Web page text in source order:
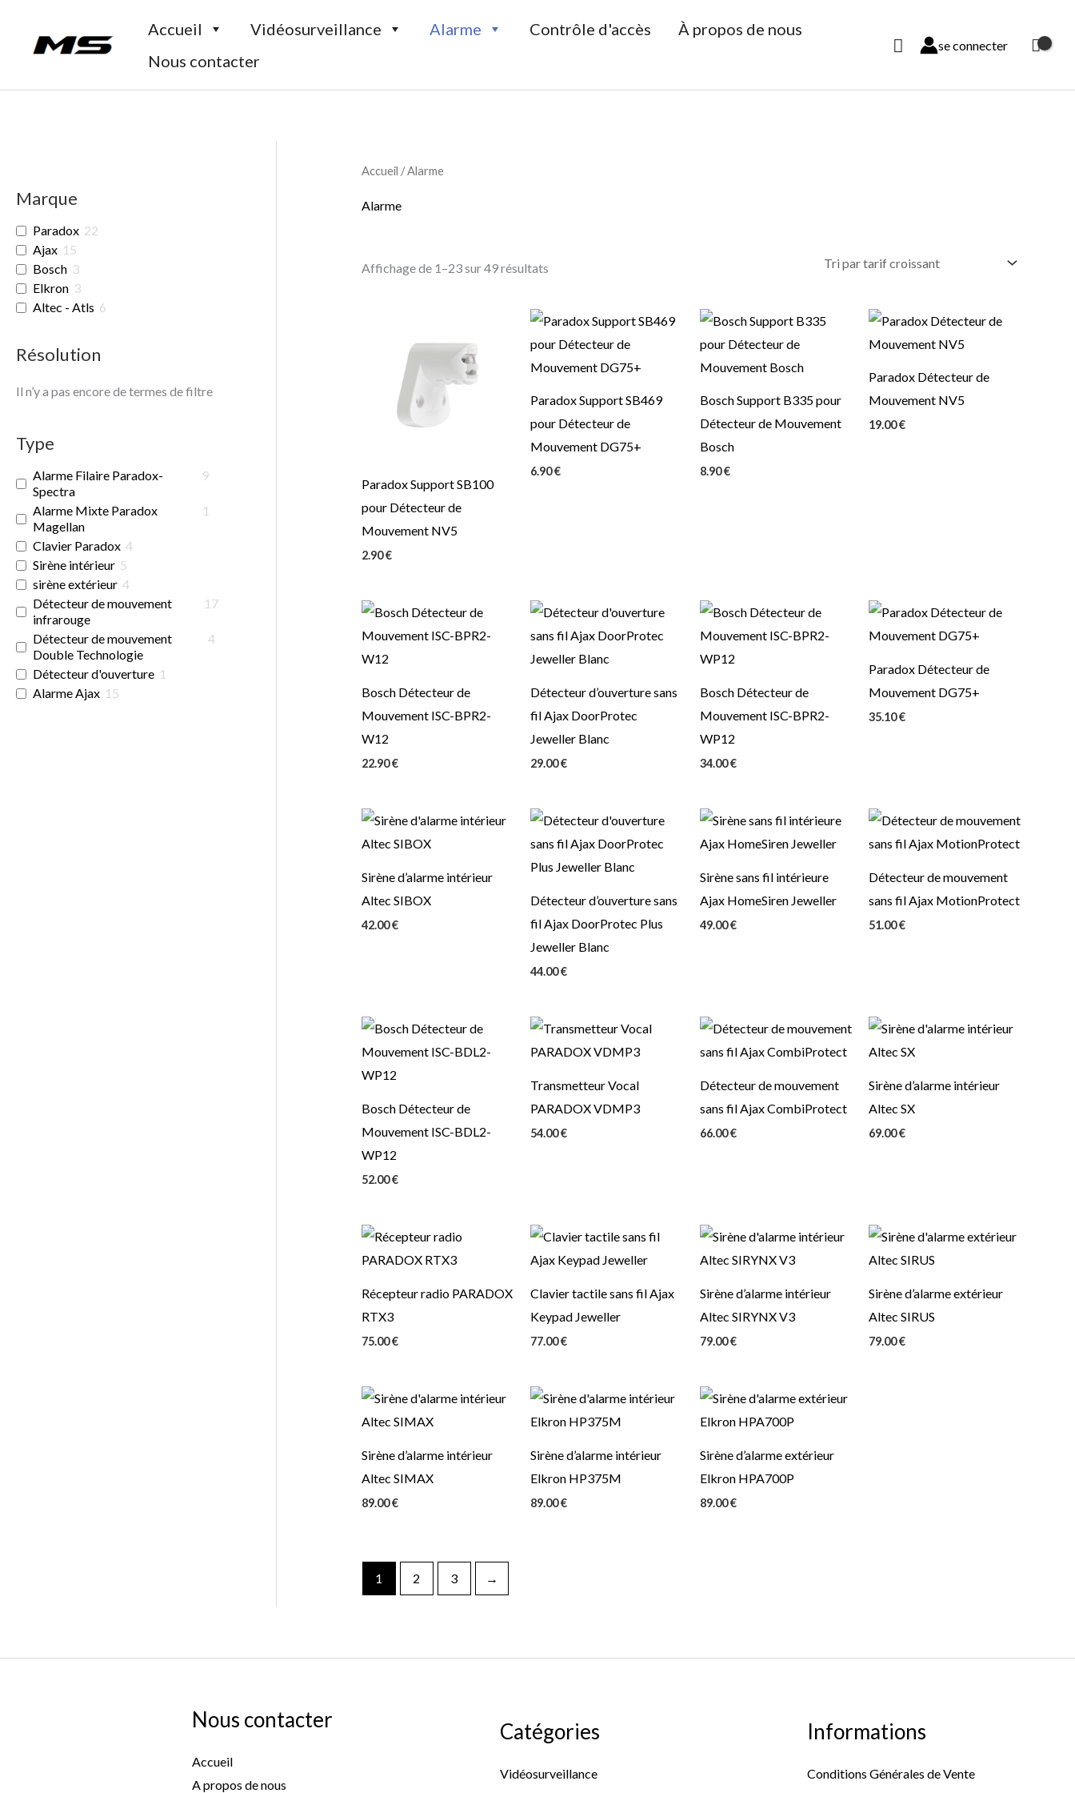
contenu
Accueil Vidéosurveillance Alarme Contrôle d'accès
À propos de nous
Nous contacter
Rechercher
se connecter
Marque
Paradox 22
Ajax 15
Bosch 3
Elkron 3
Altec - Atls 6
Résolution
Il n’y a pas encore de termes de filtre
Type
Alarme Filaire Paradox-
Spectra
9
Alarme Mixte Paradox
Magellan
1
Clavier Paradox 4
Sirène intérieur 5
sirène extérieur 4
Détecteur de mouvement
infrarouge
17
Détecteur de mouvement
Double Technologie
4
Détecteur d'ouverture 1
Alarme Ajax 15
Accueil / Alarme
Alarme
Affichage de 1–23 sur 49 résultats
Paradox Support SB100
pour Détecteur de
Mouvement NV5
2.90€
Paradox Support SB469
pour Détecteur de
Mouvement DG75+
6.90€
Bosch Support B335 pour
Détecteur de Mouvement
Bosch
8.90€
Paradox Détecteur de
Mouvement NV5
19.00€
Bosch Détecteur de
Mouvement ISC-BPR2-
W12
22.90€
Détecteur d’ouverture sans
fil Ajax DoorProtec
Jeweller Blanc
29.00€
Bosch Détecteur de
Mouvement ISC-BPR2-
WP12
34.00€
Paradox Détecteur de
Mouvement DG75+
35.10€
Sirène d’alarme intérieur
Altec SIBOX
42.00€
Détecteur d’ouverture sans
fil Ajax DoorProtec Plus
Jeweller Blanc
44.00€
Sirène sans fil intérieure
Ajax HomeSiren Jeweller
49.00€
Détecteur de mouvement
sans fil Ajax MotionProtect
51.00€
Bosch Détecteur de
Mouvement ISC-BDL2-
WP12
52.00€
Transmetteur Vocal
PARADOX VDMP3
54.00€
Détecteur de mouvement
sans fil Ajax CombiProtect
66.00€
Sirène d’alarme intérieur
Altec SX
69.00€
Récepteur radio PARADOX
RTX3
75.00€
Clavier tactile sans fil Ajax
Keypad Jeweller
77.00€
Sirène d’alarme intérieur
Altec SIRYNX V3
79.00€
Sirène d’alarme extérieur
Altec SIRUS
79.00€
Sirène d’alarme intérieur
Altec SIMAX
89.00€
Sirène d’alarme intérieur
Elkron HP375M
89.00€
Sirène d’alarme extérieur
Elkron HPA700P
89.00€
1 2 3 →
Nous contacter
Accueil
A propos de nous
Catégories
Vidéosurveillance
Informations
Conditions Générales de Vente